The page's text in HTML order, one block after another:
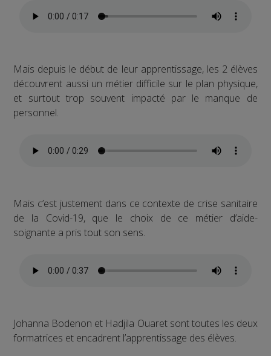
Mais depuis le début de leur apprentissage, les 2 élèves
découvrent aussi un métier difficile sur le plan physique,
et surtout trop souvent impacté par le manque de
personnel.
Mais c’est justement dans ce contexte de crise sanitaire
de la Covid-19, que le choix de ce métier d’aide-
soignante a pris tout son sens.
Johanna Bodenon et Hadjila Ouaret sont toutes les deux
formatrices et encadrent l’apprentissage des élèves.